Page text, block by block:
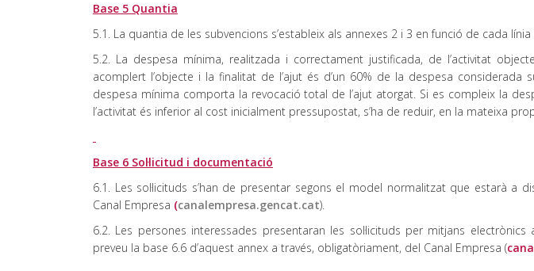
Base 5 Quantia
5.1. La quantia de les subvencions s’estableix als annexes 2 i 3 en funció de cada línia
5.2. La despesa mínima, realitzada i correctament justificada, de l’activitat
acomplert l’objecte i la finalitat de l’ajut és d’un 60% de la despesa considerada
despesa mínima comporta la revocació total de l’ajut atorgat. Si es compleix la
l’activitat és inferior al cost inicialment pressupostat, s’ha de reduir, en la mateixa
Base 6 Sol·licitud i documentació
6.1. Les sol·licituds s’han de presentar segons el model normalitzat que estarà a
Canal Empresa (canalempresa.gencat.cat).
6.2. Les persones interessades presentaran les sol·licituds per mitjans
preveu la base 6.6 d’aquest annex a través, obligatòriament, del Canal Empresa (